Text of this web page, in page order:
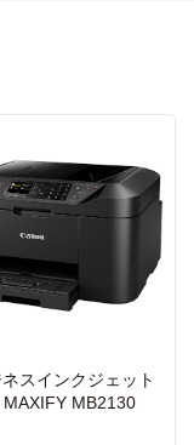
スインクジェット
MB2130